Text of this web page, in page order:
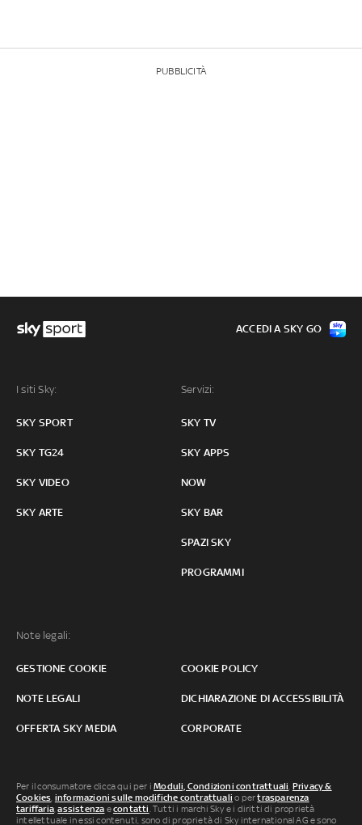
PUBBLICITÀ
I siti Sky:
SKY SPORT
SKY TG24
SKY VIDEO
SKY ARTE
Servizi:
SKY TV
SKY APPS
NOW
SKY BAR
SPAZI SKY
PROGRAMMI
Note legali:
GESTIONE COOKIE COOKIE POLICY
NOTE LEGALI DICHIARAZIONE DI ACCESSIBILITÀ
OFFERTA SKY MEDIA CORPORATE
ACCEDI A SKY GO
Per il consumatore clicca qui per iModuli, Condizioni contrattuali Privacy &
Cookies informazioni sulle modifiche contrattuali o pertrasparenza
tariffaria ,assistenza econtatti . Tutti i marchi Sky e i diritti di proprietà
intellettuale in essi contenuti, sono di proprietà di Sky international AG e sono